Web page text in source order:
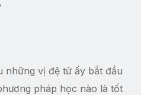
những vị đệ tử ấy bắt đầu
pháp học nào là tốt